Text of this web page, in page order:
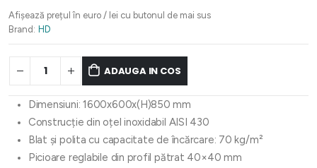
Afișează prețul în euro / lei cu butonul de mai sus
Brand: HD
ADAUGA IN COS
Dimensiuni: 1600x600x(H)850 mm
Construcție din oțel inoxidabil AISI 430
Blat și polita cu capacitate de încărcare: 70 kg/m²
Picioare reglabile din profil pătrat 40×40 mm